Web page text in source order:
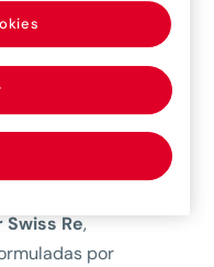
del reaseguro
catástrofes
tiempos.
ejecutivo de
Re,
por